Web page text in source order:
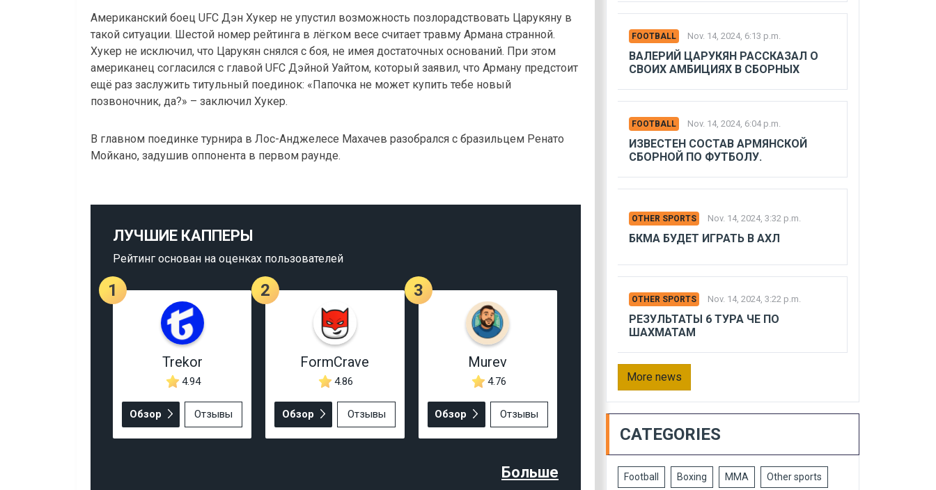
Американский боец UFC Дэн Хукер не упустил возможность позлорадствовать Царукяну в
такой ситуации. Шестой номер рейтинга в лёгком весе считает травму Армана странной.
Хукер не исключил, что Царукян снялся с боя, не имея достаточных оснований. При этом
американец согласился с главой UFC Дэйной Уайтом, который заявил, что Арману предстоит
ещё раз заслужить титульный поединок: «Папочка не может купить тебе новый
позвоночник, да?» – заключил Хукер.
В главном поединке турнира в Лос-Анджелесе Махачев разобрался с бразильцем Ренато
Мойкано, задушив оппонента в первом раунде.
ЛУЧШИЕ КАППЕРЫ
Рейтинг основан на оценках пользователей
1
Trekor
4.94
Обзор Отзывы
2
FormCrave
4.86
Обзор Отзывы
3
Murev
4.76
Обзор Отзывы
Больше
FOOTBALL Nov. 14, 2024, 6:13 p.m.
ВАЛЕРИЙ ЦАРУКЯН РАССКАЗАЛ О
СВОИХ АМБИЦИЯХ В СБОРНЫХ
FOOTBALL Nov. 14, 2024, 6:04 p.m.
ИЗВЕСТЕН СОСТАВ АРМЯНСКОЙ
СБОРНОЙ ПО ФУТБОЛУ.
OTHER SPORTS Nov. 14, 2024, 3:32 p.m.
БКМА БУДЕТ ИГРАТЬ В АХЛ
OTHER SPORTS Nov. 14, 2024, 3:22 p.m.
РЕЗУЛЬТАТЫ 6 ТУРА ЧЕ ПО
ШАХМАТАМ
More news
CATEGORIES
Football Boxing MMA Other sports